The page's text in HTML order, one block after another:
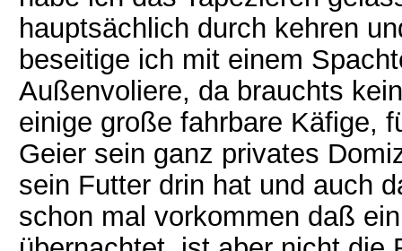
hauptsächlich durch kehren
beseitige ich mit einem
Außenvoliere, da brauchts
einige große fahrbare Käfige,
Geier sein ganz privates
sein Futter drin hat und auch
schon mal vorkommen daß